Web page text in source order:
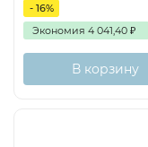
- 16%
Экономия 4 041,40 ₽
В корзину